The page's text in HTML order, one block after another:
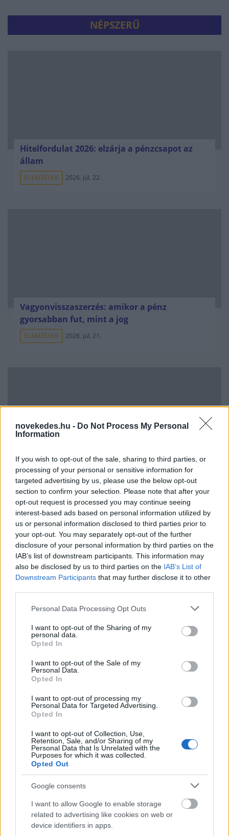
novekedes.hu - Do Not Process My Personal
Information
If you wish to opt-out of the sale, sharing to third parties, or
processing of your personal or sensitive information for
targeted advertising by us, please use the below opt-out
section to confirm your selection. Please note that after your
opt-out request is processed you may continue seeing
interest-based ads based on personal information utilized by
us or personal information disclosed to third parties prior to
your opt-out. You may separately opt-out of the further
disclosure of your personal information by third parties on the
IAB’s list of downstream participants. This information may
also be disclosed by us to third parties on the IAB’s List of
Downstream Participants that may further disclose it to other
Please note that this website/app uses one or more Google
not limited to your visit or usage behaviour. You may click to
grant or deny consent to Google and its third-party tags to
use your data for below specified purposes in below Google
consent section.
Personal Data Processing Opt Outs
I want to opt-out of the Sharing of my
personal data.
Opted In
I want to opt-out of the Sale of my
Personal Data.
Opted In
I want to opt-out of processing my
Personal Data for Targeted Advertising.
Opted In
I want to opt-out of Collection, Use,
Retention, Sale, and/or Sharing of my
Personal Data that Is Unrelated with the
Purposes for which it was collected.
Opted Out
Google consents
I want to allow Google to enable storage
related to advertising like cookies on web or
device identifiers in apps.
NÉPSZERŰ
Hitelfordulat 2026: elzárja a pénzcsapot az
állam
ELEMZÉSEK 2026. júl. 22.
Vagyonvisszaszerzés: amikor a pénz
gyorsabban fut, mint a jog
ELEMZÉSEK 2026. júl. 21.
Kéthónapos a Tisza-kormány: íme a mérleg!
ELEMZÉSEK 2026. júl. 21.
Uniós források: íme a teendők, amelyek a
pénzek érkezéséhez még szükségesek
Minden idők legjövedelmezőbbje és
legdrágábbja volt az amerikai foci vb -
HÍREK 2026. júl. 20.